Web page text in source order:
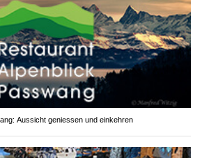
Aussicht geniessen und einkehren